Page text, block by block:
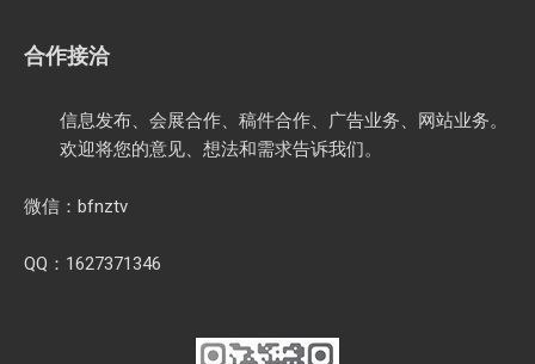
合作接洽
信息发布、会展合作、稿件合作、广告业务、网站业务。
欢迎将您的意见、想法和需求告诉我们。
微信：bfnztv
QQ：1627371346